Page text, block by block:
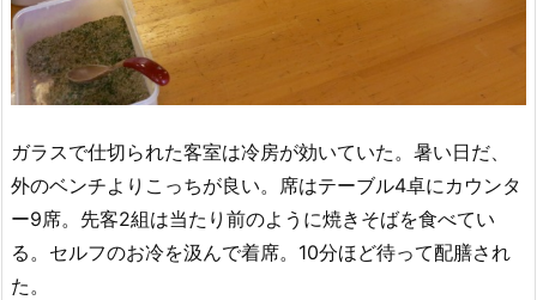
ガラスで仕切られた客室は冷房が効いていた。暑い日だ、
外のベンチよりこっちが良い。席はテーブル4卓にカウンタ
ー9席。先客2組は当たり前のように焼きそばを食べてい
る。セルフのお冷を汲んで着席。10分ほど待って配膳され
た。